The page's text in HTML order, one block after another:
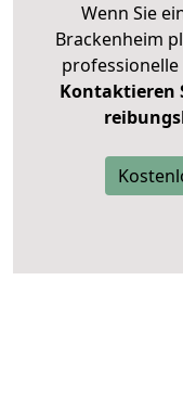
Wenn Sie
Brackenheim
Kontaktieren